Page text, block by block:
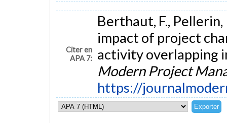
Citer en
APA 7:
Berthaut, F., Pellerin,
impact of project
activity overlapping
Modern Project
https://